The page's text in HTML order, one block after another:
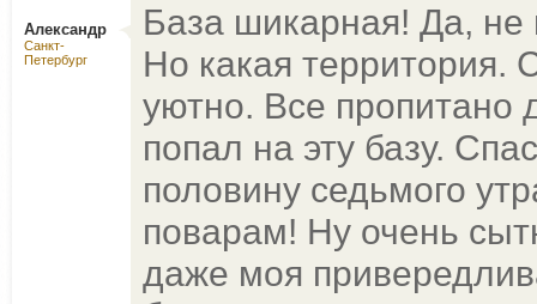
Александр
Санкт-
Петербург
База шикарная! Да, не
Но какая территория.
уютно. Все пропитано
попал на эту базу.
половину седьмого
поварам! Ну очень
даже моя